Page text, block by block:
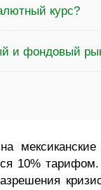
курс?
и фондовый
10%